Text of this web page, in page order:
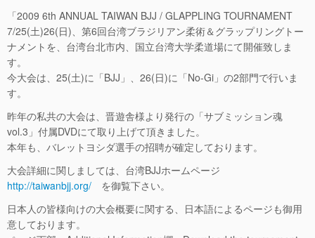
「2009 6th ANNUAL TAIWAN BJJ / GLAPPLING TOURNAMENT
7/25(土)26(日)、第6回台湾ブラジリアン柔術＆グラップリングトー
ナメントを、台湾台北市内、国立台湾大学柔道場にて開催致しま
す。
今大会は、25(土)に「BJJ」、26(日)に「No-Gi」の2部門で行いま
す。
昨年の私共の大会は、晋遊舎様より発行の「サブミッション魂
vol.3」付属DVDにて取り上げて頂きました。
本年も、バレットヨシダ選手の招聘が確定しております。
大会詳細に関しましては、台湾BJJホームページ
http://taiwanbjj.org/ を御覧下さい。
日本人の皆様向けの大会概要に関する、日本語によるページも御用
意しております。